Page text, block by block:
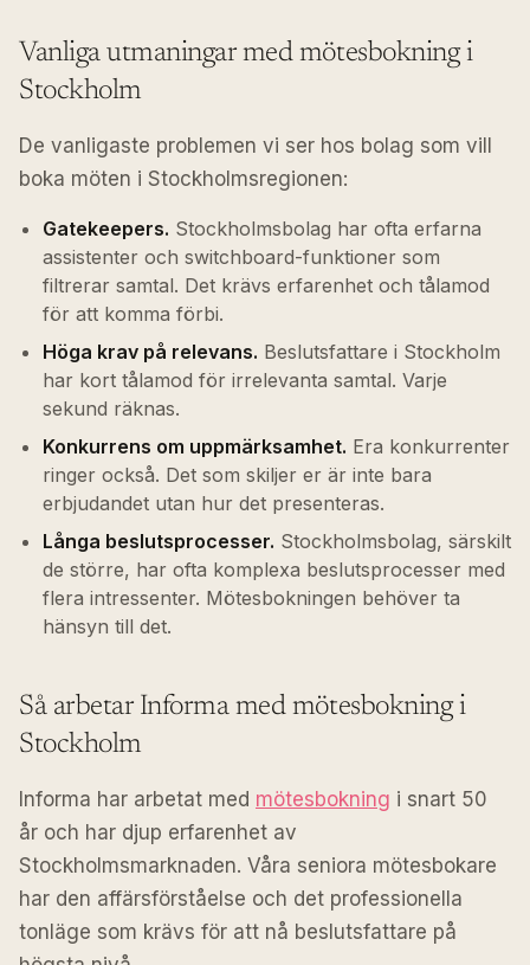
Vanliga utmaningar med mötesbokning i
Stockholm
De vanligaste problemen vi ser hos bolag som vill
boka möten i Stockholmsregionen:
Gatekeepers. Stockholmsbolag har ofta erfarna
assistenter och switchboard-funktioner som
filtrerar samtal. Det krävs erfarenhet och tålamod
för att komma förbi.
Höga krav på relevans. Beslutsfattare i Stockholm
har kort tålamod för irrelevanta samtal. Varje
sekund räknas.
Konkurrens om uppmärksamhet. Era konkurrenter
ringer också. Det som skiljer er är inte bara
erbjudandet utan hur det presenteras.
Långa beslutsprocesser. Stockholmsbolag, särskilt
de större, har ofta komplexa beslutsprocesser med
flera intressenter. Mötesbokningen behöver ta
hänsyn till det.
Så arbetar Informa med mötesbokning i
Stockholm
Informa har arbetat med mötesbokning i snart 50
år och har djup erfarenhet av
Stockholmsmarknaden. Våra seniora mötesbokare
har den affärsförståelse och det professionella
tonläge som krävs för att nå beslutsfattare på